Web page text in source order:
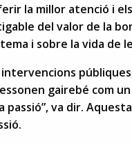
la millor atenció i
del valor de la
i sobre la vida de
gairebé com
va dir.